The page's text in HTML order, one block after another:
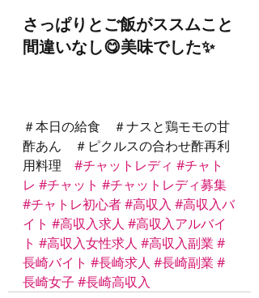
さっぱりとご飯がススムこと
間違いなし😋美味でした✨
＃本日の給食　＃ナスと鶏モモの甘
酢あん　＃ピクルスの合わせ酢再利
用料理 #チャットレディ #チャト
レ #チャット #チャットレディ募集
#チャトレ初心者#高収入 #高収入バ
イト #高収入求人 #高収入アルバイ
ト #高収入女性求人 #高収入副業 #
長崎バイト #長崎求人 #長崎副業 #
長崎女子 #長崎高収入